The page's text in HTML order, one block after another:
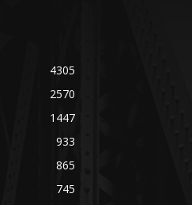
4305
2570
1447
933
865
745